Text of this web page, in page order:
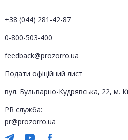
+38 (044) 281-42-87
0-800-503-400
feedback@prozorro.ua
Подати офіційний лист
вул. Бульварно-Кудрявська, 22, м.
PR служба:
pr@prozorro.ua